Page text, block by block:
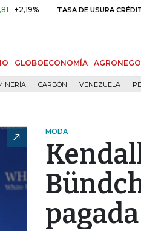
TASA DE USURA CRÉDITO
GLOBOECONOMÍA
CARBÓN VENEZUELA
MODA